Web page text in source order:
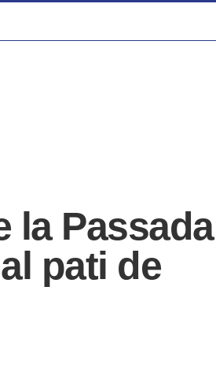
la Passada
pati de